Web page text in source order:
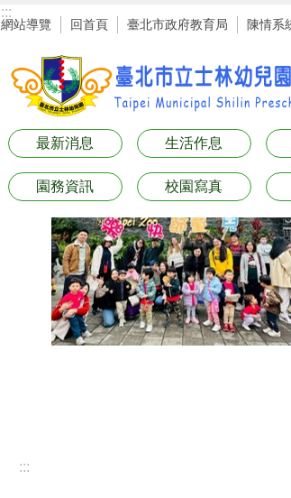
:::
網站導覽 回首頁 臺北市政府教育局 陳情系
最新消息 生活作息
園務資訊 校園寫真
:::